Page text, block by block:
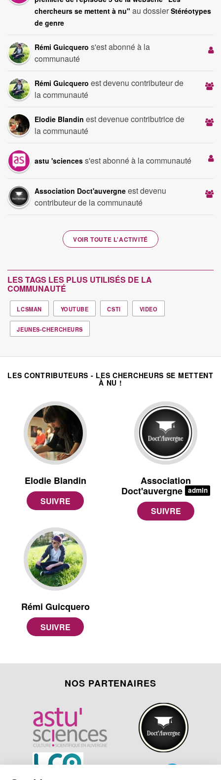
chercheurs se mettent à nu" au dossier Stéréotypes
de genre
Rémi Guicquero s'est abonné à la
communauté
Rémi Guicquero est devenu contributeur de
la communauté
Elodie Blandin est devenue contributrice de
la communauté
astu 'sciences s'est abonné à la communauté
Association Doct'auvergne est devenu
contributeur de la communauté
VOIR TOUTE L'ACTIVITÉ
LES TAGS LES PLUS UTILISÉS DE LA
COMMUNAUTÉ
LCSMAN YOUTUBE CSTI VIDEO
JEUNES-CHERCHEURS
LES CONTRIBUTEURS - LES CHERCHEURS SE METTENT
À NU !
Elodie Blandin Association
Doct'auvergne admin
Rémi Guicquero
NOS PARTENAIRES